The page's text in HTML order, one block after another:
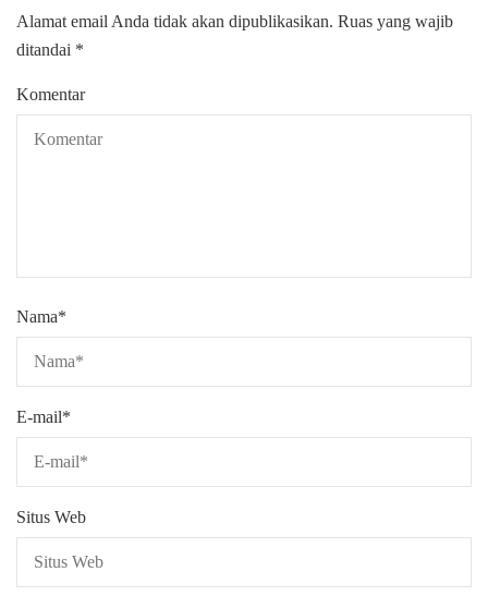
Alamat email Anda tidak akan dipublikasikan. Ruas yang wajib
ditandai *
Komentar
Nama*
E-mail*
Situs Web